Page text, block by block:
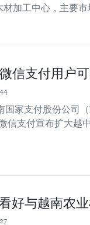
加工中心，主要
信支付用户
国家支付股份公司
信支付宣布扩大越
好与越南农